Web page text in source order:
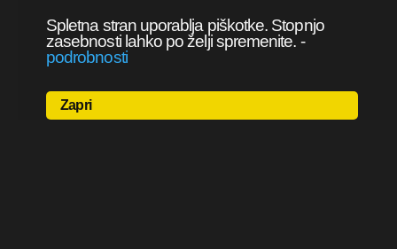
Spletna stran uporablja piškotke. Stopnjo
zasebnosti lahko po želji spremenite. -
podrobnosti
Zapri